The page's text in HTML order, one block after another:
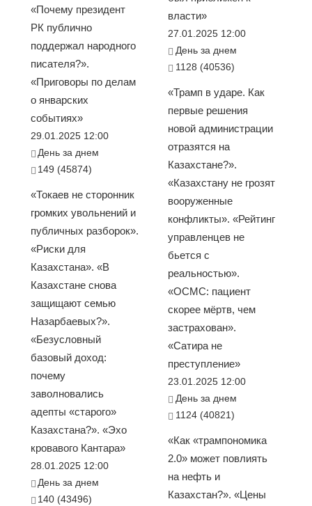
«Почему президент
РК публично
поддержал народного
писателя?».
«Приговоры по делам
о январских
событиях»
29.01.2025 12:00
День за днем
149 (45874)
«Токаев не сторонник
громких увольнений и
публичных разборок».
«Риски для
Казахстана». «В
Казахстане снова
защищают семью
Назарбаевых?».
«Безусловный
базовый доход:
почему
заволновались
адепты «старого»
Казахстана?». «Эхо
кровавого Кантара»
28.01.2025 12:00
День за днем
140 (43496)
власти»
27.01.2025 12:00
День за днем
1128 (40536)
«Трамп в ударе. Как
первые решения
новой администрации
отразятся на
Казахстане?».
«Казахстану не грозят
вооруженные
конфликты». «Рейтинг
управленцев не
бьется с
реальностью».
«ОСМС: пациент
скорее мёртв, чем
застрахован».
«Сатира не
преступление»
23.01.2025 12:00
День за днем
1124 (40821)
«Как «трампономика
2.0» может повлиять
на нефть и
Казахстан?». «Цены